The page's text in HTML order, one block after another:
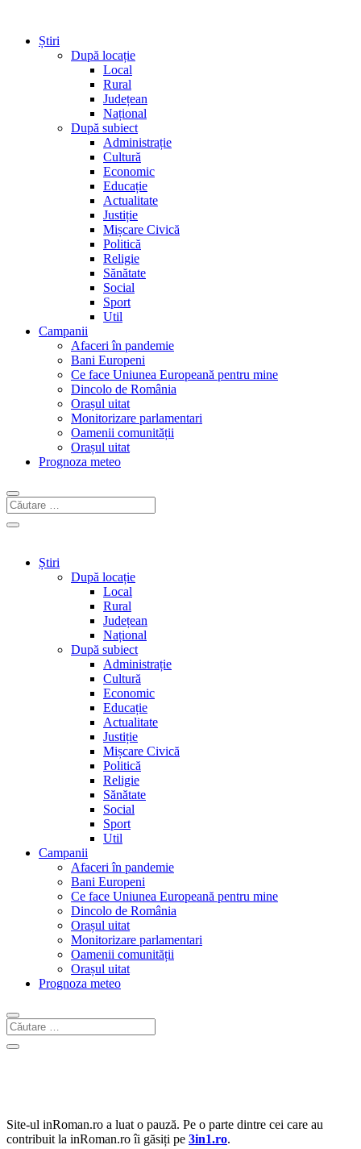
Știri
După locație
Local
Rural
Județean
Național
După subiect
Administrație
Cultură
Economic
Educație
Actualitate
Justiție
Mișcare Civică
Politică
Religie
Sănătate
Social
Sport
Util
Campanii
Afaceri în pandemie
Bani Europeni
Ce face Uniunea Europeană pentru mine
Dincolo de România
Orașul uitat
Monitorizare parlamentari
Oamenii comunității
Orașul uitat
Prognoza meteo
Știri
După locație
Local
Rural
Județean
Național
După subiect
Administrație
Cultură
Economic
Educație
Actualitate
Justiție
Mișcare Civică
Politică
Religie
Sănătate
Social
Sport
Util
Campanii
Afaceri în pandemie
Bani Europeni
Ce face Uniunea Europeană pentru mine
Dincolo de România
Orașul uitat
Monitorizare parlamentari
Oamenii comunității
Orașul uitat
Prognoza meteo
Site-ul inRoman.ro a luat o pauză. Pe o parte dintre cei care au
contribuit la inRoman.ro îi găsiți pe 3in1.ro.